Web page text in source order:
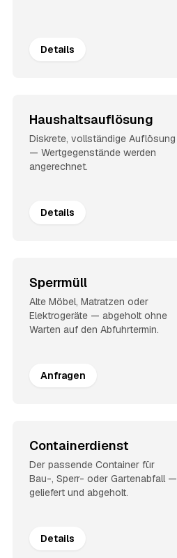
Details
Haushaltsauflösung
Diskrete, vollständige Auflösung
— Wertgegenstände werden
angerechnet.
Details
Sperrmüll
Alte Möbel, Matratzen oder
Elektrogeräte — abgeholt ohne
Warten auf den Abfuhrtermin.
Anfragen
Containerdienst
Der passende Container für
Bau-, Sperr- oder Gartenabfall —
geliefert und abgeholt.
Details